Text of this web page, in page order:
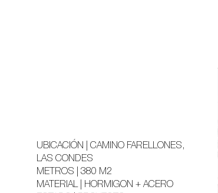
UBICACIÓN | CAMINO FARELLONES,
LAS CONDES
METROS | 380 M2
MATERIAL | HORMIGON + ACERO